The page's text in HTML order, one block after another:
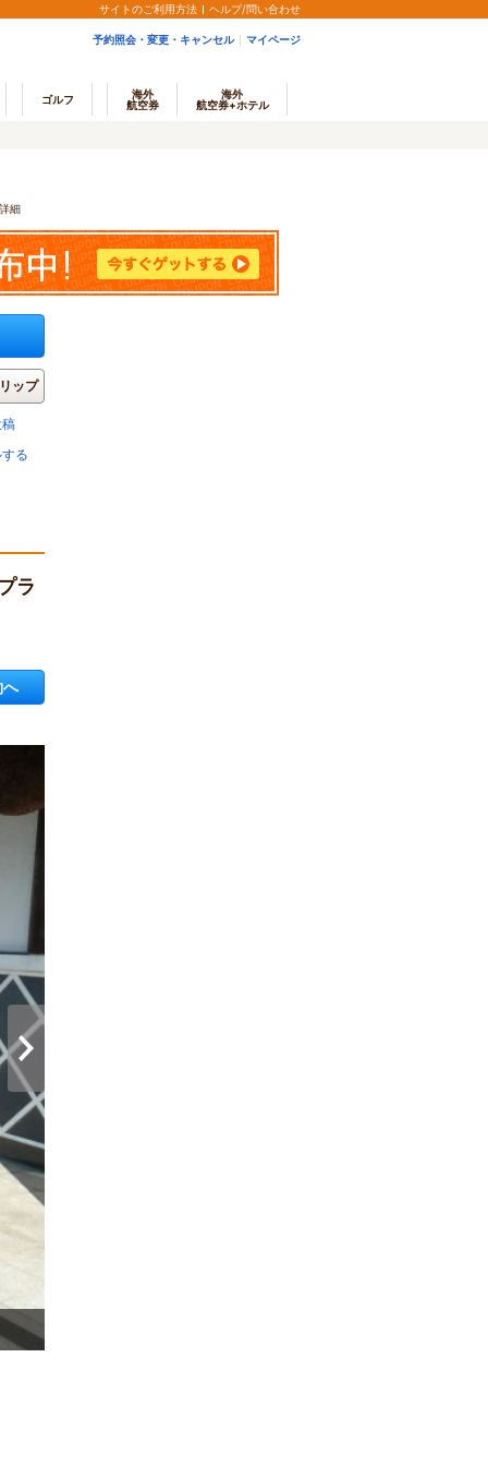
サイトのご利用方法 ヘルプ/問い合わせ
予約照会・変更・キャンセル マイページ
ゴルフ
海外
航空券
海外
航空券+ホテル
細
ップ
る
ラ
へ